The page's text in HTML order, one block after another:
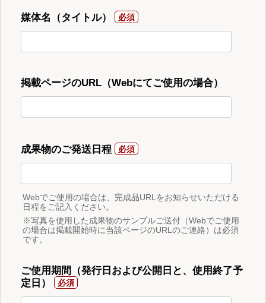
媒体名（タイトル）
掲載ページのURL（Webにてご使用の場合）
成果物のご発送日程
Webでご使用の場合は、完成品URLをお知らせいただける
日程をご記入ください。
※写真を使用した成果物のサンプルご送付（Webでご使用
の場合は掲載開始時に当該ページのURLのご連絡）は必須
です。
ご使用期間（発行日および公開日と、使用終了予
定日）